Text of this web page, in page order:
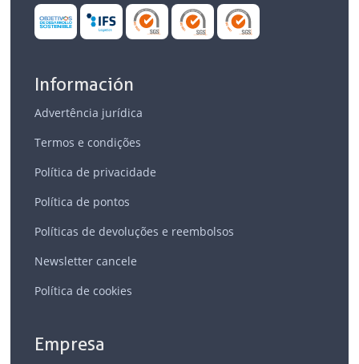
Información
Advertência jurídica
Termos e condições
Política de privacidade
Política de pontos
Políticas de devoluções e reembolsos
Newsletter cancele
Política de cookies
Empresa